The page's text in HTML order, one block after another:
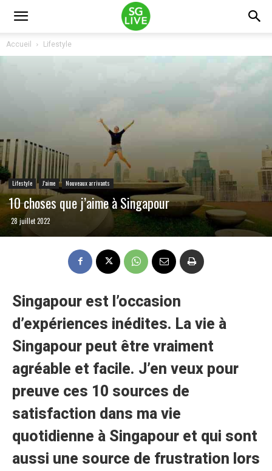
Accueil Lifestyle
Lifestyle J'aime Nouveaux arrivants
10 choses que j’aime à Singapour
28 juillet 2022
Singapour est l’occasion
d’expériences inédites. La vie à
Singapour peut être vraiment
agréable et facile. J’en veux pour
preuve ces 10 sources de
satisfaction dans ma vie
quotidienne à Singapour et qui sont
aussi une source de frustration lors